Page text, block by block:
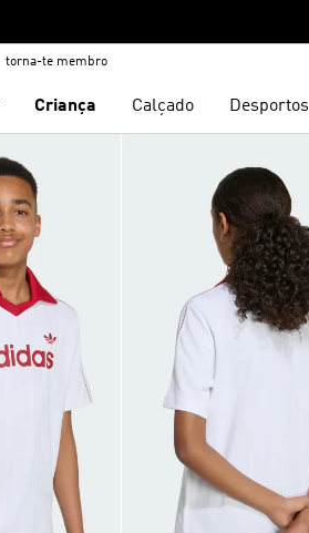
torna-te membro
Criança Calçado Desportos